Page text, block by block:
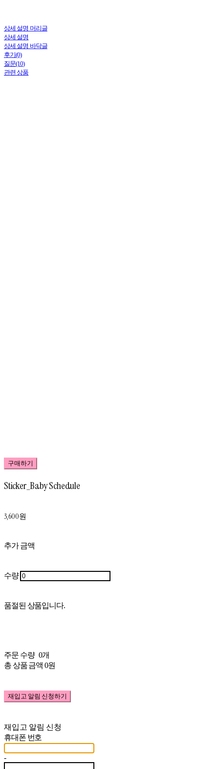
상세 설명 머리글
상세 설명
상세 설명 바닥글
후기(0)
질문(10)
관련 상품
구매하기
Sticker_Baby Schedule
3,600원
추가 금액
수량
품절된 상품입니다.
주문 수량 0개
총 상품 금액 0원
재입고 알림 신청하기
재입고 알림 신청
휴대폰 번호
-